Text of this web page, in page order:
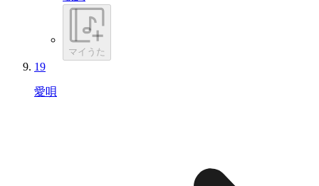
マイうた
19
愛唄